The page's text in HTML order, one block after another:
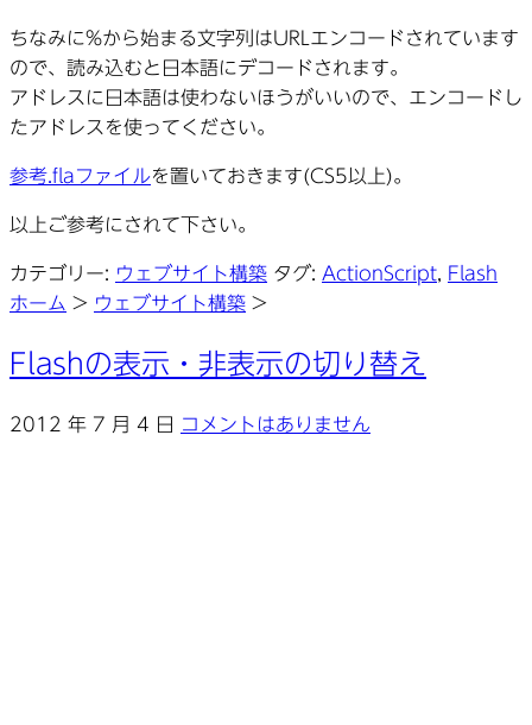
ちなみに%から始まる文字列はURLエンコードされています
ので、読み込むと日本語にデコードされます。
アドレスに日本語は使わないほうがいいので、エンコードし
たアドレスを使ってください。
参考.flaファイルを置いておきます(CS5以上)。
以上ご参考にされて下さい。
カテゴリー: ウェブサイト構築 タグ: ActionScript
Flash
ホーム > ウェブサイト構築 >
Flashの表示・非表示の切り替え
2012 年 7 月 4 日 コメントはありません